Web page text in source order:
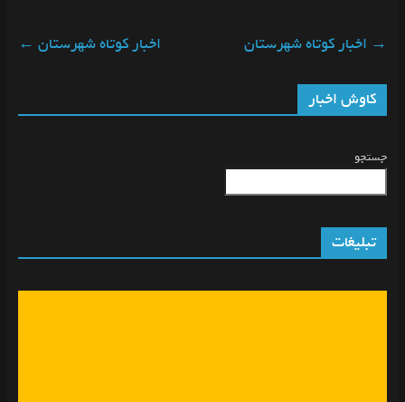
→ اخبار کوتاه شهرستان اخبار کوتاه شهرستان ←
کاوش اخبار
جستجو
تبلیغات